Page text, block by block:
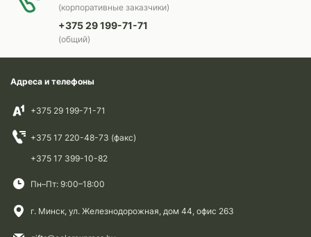
(корпоративные заказчики)
+375 29 199-71-71
(общий)
Адреса и телефоны
+375 29 199-71-71
+375 17 220-48-73 (факс)
+375 17 399-10-82
Пн–Пт: 9:00–18:00
г. Минск, ул. Железнодорожная, дом 44, офис 263